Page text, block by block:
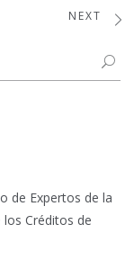
NEXT
de Expertos de la
Créditos de